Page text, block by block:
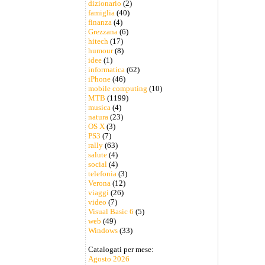
dizionario (2)
famiglia(40)
finanza(4)
Grezzana(6)
hitech(17)
humour(8)
idee(1)
informatica(62)
iPhone(46)
mobile computing (10)
MTB (1199)
musica(4)
natura(23)
OS X(3)
PS3 (7)
rally(63)
salute(4)
social(4)
telefonia(3)
Verona(12)
viaggi(26)
video (7)
Visual Basic 6 (5)
web (49)
Windows(33)
Catalogati per mese:
Agosto 2026